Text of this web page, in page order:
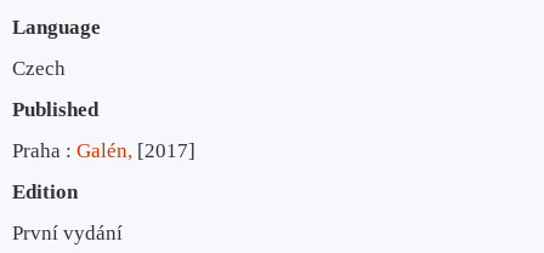
Language
Czech
Published
Praha : Galén, [2017]
Edition
První vydání